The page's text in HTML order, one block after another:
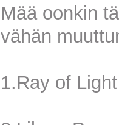
Mää oonkin
vähän
1.Ray of Light